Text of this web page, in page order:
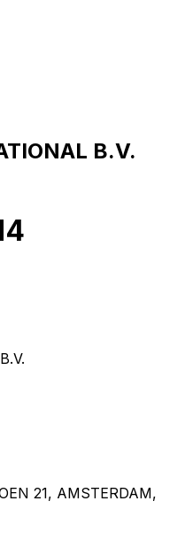
B.V.
21, AMSTERDAM,